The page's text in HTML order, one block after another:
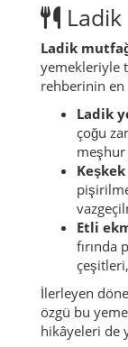
Ladik
yemekleriyle
rehberinin
Ladik
çoğu
Keşkek
Etli
fırında
İlerleyen
özgü bu
hikâyeleri de